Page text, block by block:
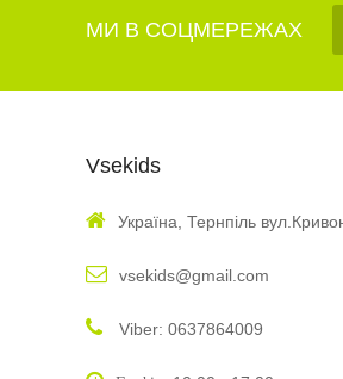
МИ В СОЦМЕРЕЖАХ
Vsekids
Україна, Тернпіль
vsekids@gmail.com
Viber: 0637864009